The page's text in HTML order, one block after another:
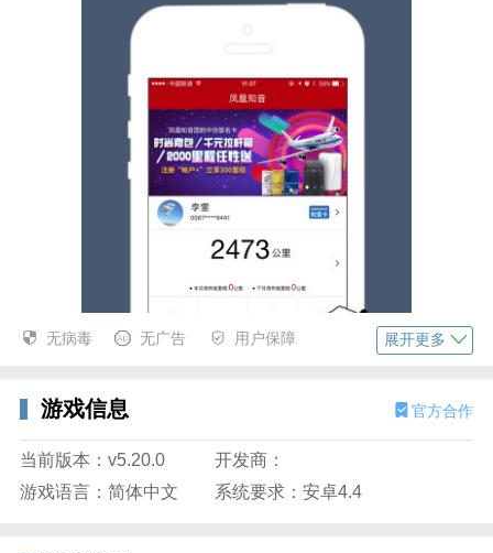
中国国航官方简介
中国国际航空公司 Air China是中国唯一的载旗航空公
无病毒 无广告 用户保障 展开更多
游戏信息 官方合作
当前版本：v5.20.0
开发商：
游戏语言：简体中文
系统要求：安卓4.4